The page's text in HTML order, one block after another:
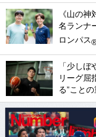
《山の
名ランナ
ロンパス
「少し
リーグ屈
る”こと